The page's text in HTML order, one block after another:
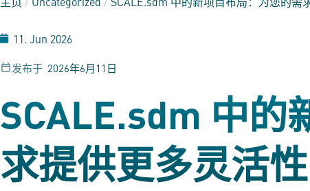
11. Jun 2026
发布于 2026年6月11日
SCALE.sdm 中的
求提供更多灵活性